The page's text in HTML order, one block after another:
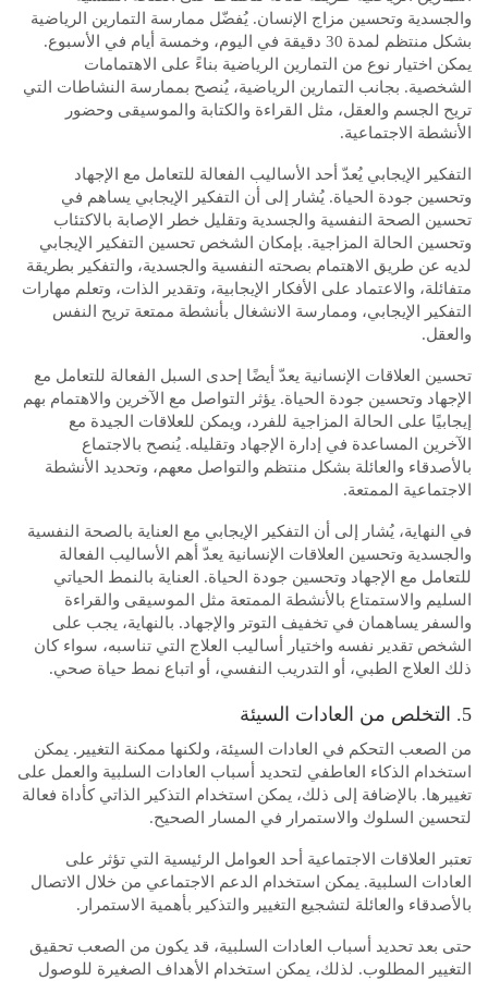
والجسدية وتحسين مزاج الإنسان. يُفضّل ممارسة التمارين الرياضية
بشكل منتظم لمدة 30 دقيقة في اليوم، وخمسة أيام في الأسبوع.
يمكن اختيار نوع من التمارين الرياضية بناءً على الاهتمامات
الشخصية. بجانب التمارين الرياضية، يُنصح بممارسة النشاطات التي
تريح الجسم والعقل، مثل القراءة والكتابة والموسيقى وحضور
الأنشطة الاجتماعية.
التفكير الإيجابي يُعدّ أحد الأساليب الفعالة للتعامل مع الإجهاد
وتحسين جودة الحياة. يُشار إلى أن التفكير الإيجابي يساهم في
تحسين الصحة النفسية والجسدية وتقليل خطر الإصابة بالاكتئاب
وتحسين الحالة المزاجية. بإمكان الشخص تحسين التفكير الإيجابي
لديه عن طريق الاهتمام بصحته النفسية والجسدية، والتفكير بطريقة
متفائلة، والاعتماد على الأفكار الإيجابية، وتقدير الذات، وتعلم مهارات
التفكير الإيجابي، وممارسة الانشغال بأنشطة ممتعة تريح النفس
والعقل.
تحسين العلاقات الإنسانية يعدّ أيضًا إحدى السبل الفعالة للتعامل مع
الإجهاد وتحسين جودة الحياة. يؤثر التواصل مع الآخرين والاهتمام بهم
إيجابيًا على الحالة المزاجية للفرد، ويمكن للعلاقات الجيدة مع
الآخرين المساعدة في إدارة الإجهاد وتقليله. يُنصح بالاجتماع
بالأصدقاء والعائلة بشكل منتظم والتواصل معهم، وتحديد الأنشطة
الاجتماعية الممتعة.
في النهاية، يُشار إلى أن التفكير الإيجابي مع العناية بالصحة النفسية
والجسدية وتحسين العلاقات الإنسانية يعدّ أهم الأساليب الفعالة
للتعامل مع الإجهاد وتحسين جودة الحياة. العناية بالنمط الحياتي
السليم والاستمتاع بالأنشطة الممتعة مثل الموسيقى والقراءة
والسفر يساهمان في تخفيف التوتر والإجهاد. بالنهاية، يجب على
الشخص تقدير نفسه واختيار أساليب العلاج التي تناسبه، سواء كان
ذلك العلاج الطبي، أو التدريب النفسي، أو اتباع نمط حياة صحي.
5. التخلص من العادات السيئة
من الصعب التحكم في العادات السيئة، ولكنها ممكنة التغيير. يمكن
استخدام الذكاء العاطفي لتحديد أسباب العادات السلبية والعمل على
تغييرها. بالإضافة إلى ذلك، يمكن استخدام التذكير الذاتي كأداة فعالة
لتحسين السلوك والاستمرار في المسار الصحيح.
تعتبر العلاقات الاجتماعية أحد العوامل الرئيسية التي تؤثر على
العادات السلبية. يمكن استخدام الدعم الاجتماعي من خلال الاتصال
بالأصدقاء والعائلة لتشجيع التغيير والتذكير بأهمية الاستمرار.
حتى بعد تحديد أسباب العادات السلبية، قد يكون من الصعب تحقيق
التغيير المطلوب. لذلك، يمكن استخدام الأهداف الصغيرة للوصول